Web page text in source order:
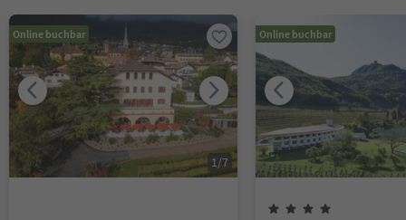
Online buchbar
1/7
Online buchbar